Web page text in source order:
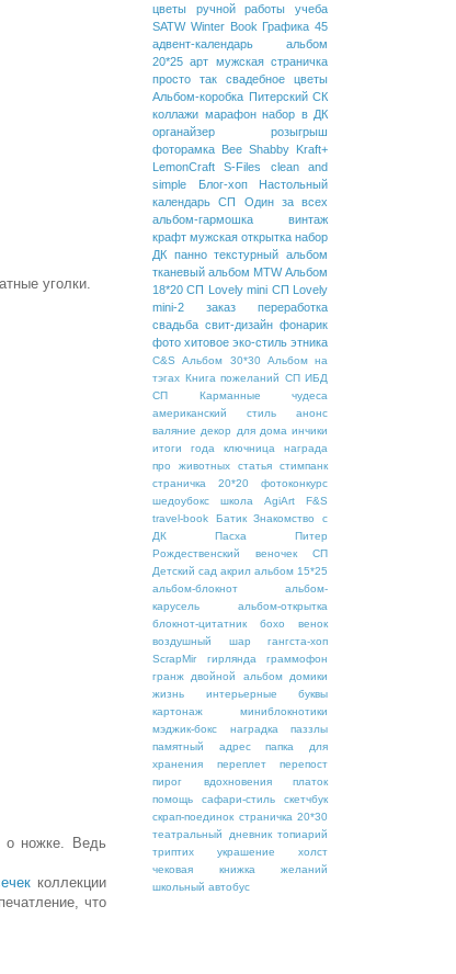
уголки.
о ножке. Ведь
коллекции
что
цветы ручной работы
учеба
SATW Winter Book Графика 45
адвент-календарь
альбом
20*25 арт мужская страничка
просто так
свадебное
цветы
Альбом-коробка Питерский СК
коллажи марафон набор в ДК
органайзер
розыгрыш
фоторамка
Bee Shabby
Kraft+
LemonCraft
S-Files
clean and
simple
Блог-хоп
Настольный
календарь
СП Один за всех
альбом-гармошка
винтаж
крафт мужская открытка набор
ДК панно текстурный альбом
тканевый альбом MTW Альбом
18*20 СП Lovely mini СП Lovely
mini-2
заказ
переработка
свадьба свит-дизайн фонарик
фото хитовое эко-стиль этника
C&S Альбом 30*30 Альбом на
тэгах Книга пожеланий СП ИБД
СП Карманные чудеса
американский стиль
анонс
валяние декор для дома инчики
итоги года
ключница
награда
про животных
статья
стимпанк
страничка 20*20
фотоконкурс
шедоубокс
школа AgiArt
F&S
travel-book
Батик
Знакомство с
ДК
Пасха
Питер
Рождественский веночек
СП
Детский сад акрил альбом 15*25
альбом-блокнот
альбом-
карусель
альбом-открытка
блокнот-цитатник
бохо
венок
воздушный шар
гангста-хоп
ScrapMir
гирлянда
граммофон
гранж двойной альбом домики
жизнь
интерьерные буквы
картонаж
миниблокнотики
мэджик-бокс
наградка
паззлы
памятный адрес
папка для
хранения
переплет
перепост
пирог вдохновения
платок
помощь
сафари-стиль
скетчбук
скрап-поединок страничка 20*30
театральный дневник топиарий
триптих
украшение
холст
чековая книжка желаний
школьный автобус